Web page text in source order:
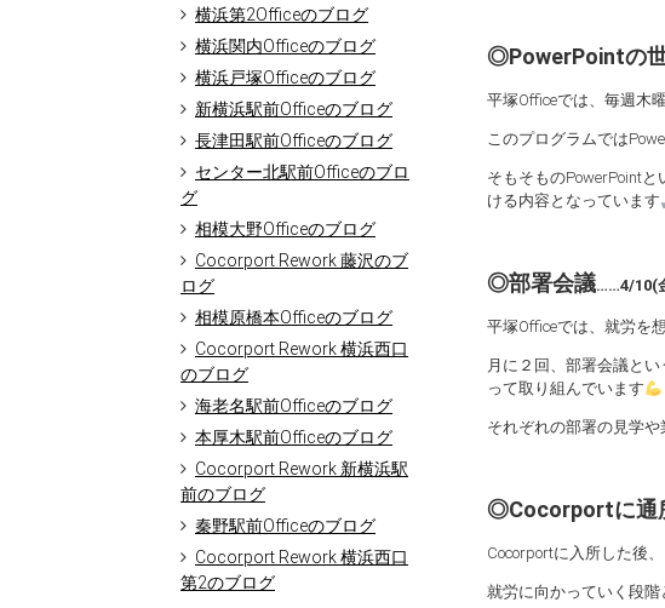
横浜第2Officeのブログ
横浜関内Officeのブログ
横浜戸塚Officeのブログ
新横浜駅前Officeのブログ
長津田駅前Officeのブログ
センター北駅前Officeのブロ
グ
相模大野Officeのブログ
Cocorport Rework 藤沢のブ
ログ
相模原橋本Officeのブログ
Cocorport Rework 横浜西口
のブログ
海老名駅前Officeのブログ
本厚木駅前Officeのブログ
Cocorport Rework 新横浜駅
前のブログ
秦野駅前Officeのブログ
Cocorport Rework 横浜西口
第2のブログ
◎PowerPointの
平塚Officeでは、毎週木
このプログラムでは
そもそものPowerPoint
ける内容となっています
◎部署会議……4/10(
平塚Officeでは、就労を
月に２回、部署会議と
って取り組んでいます
それぞれの部署の見学
◎Cocorportに通
Cocorportに入所した後
就労に向かっていく段